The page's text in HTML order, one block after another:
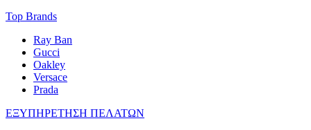
Top Brands
Ray Ban
Gucci
Oakley
Versace
Prada
ΕΞΥΠΗΡΕΤΗΣΗ ΠΕΛΑΤΩΝ